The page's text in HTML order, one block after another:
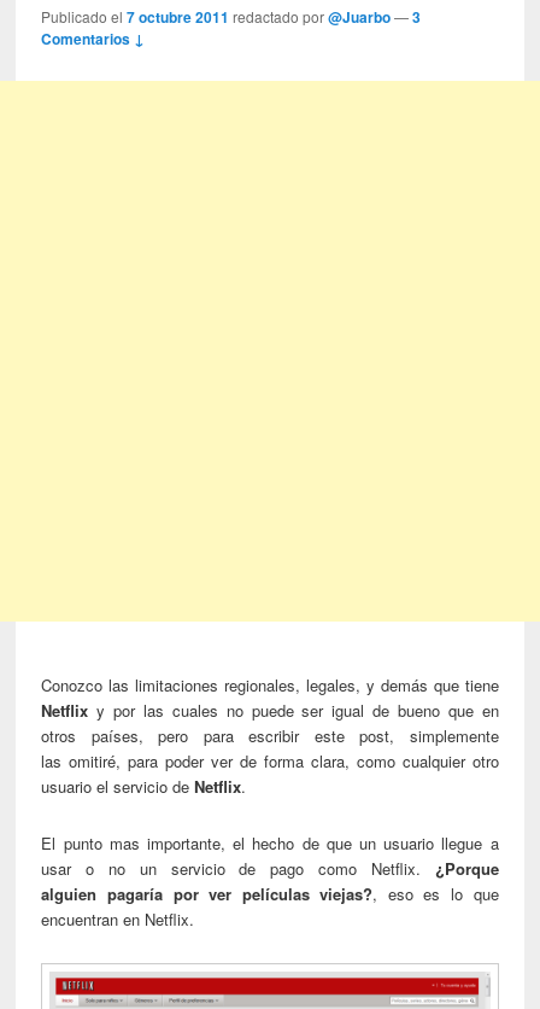
Publicado el7 octubre 2011 redactado por@Juarbo —3
Comentarios ↓
Conozco las limitaciones regionales, legales, y demás que tiene
Netflix y por las cuales no puede ser igual de bueno que en
otros países, pero para escribir este post, simplemente
las omitiré, para poder ver de forma clara, como cualquier otro
usuario el servicio deNetflix.
El punto mas importante, el hecho de que un usuario llegue a
usar o no un servicio de pago como Netflix. ¿Porque
alguien pagaría por ver películas viejas?, eso es lo que
encuentran en Netflix.